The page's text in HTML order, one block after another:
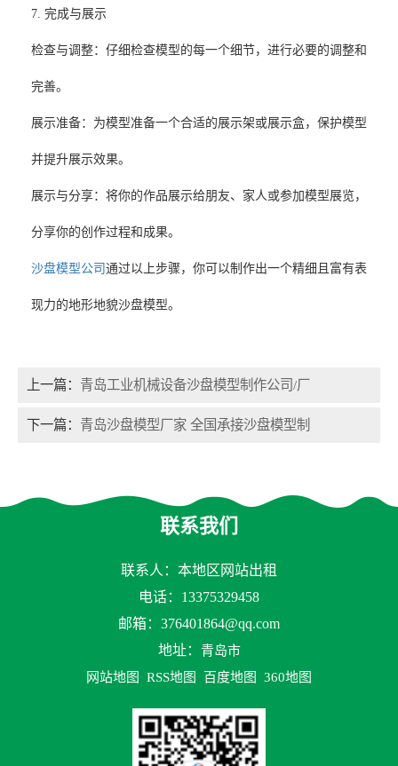
7. 完成与展示
‌检查与调整‌：仔细检查模型的每一个细节，进行必要的调整和
完善。
‌展示准备‌：为模型准备一个合适的展示架或展示盒，保护模型
并提升展示效果。
‌展示与分享‌：将你的作品展示给朋友、家人或参加模型展览，
分享你的创作过程和成果。
沙盘模型公司 通过以上步骤，你可以制作出一个精细且富有表
现力的地形地貌沙盘模型。
上一篇： 青岛工业机械设备沙盘模型制作公司/厂
下一篇： 青岛沙盘模型厂家 全国承接沙盘模型制
联系我们
联系人：本地区网站出租
电话：13375329458
邮箱： 376401864@qq.com
地址： 青岛市
网站地图
RSS地图 百度地图 360地图